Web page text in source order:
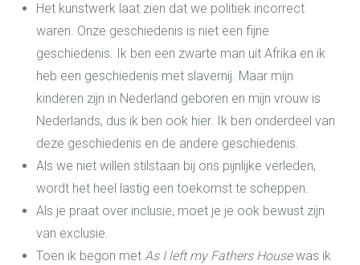
Het kunstwerk laat zien dat we politiek incorrect
waren. Onze geschiedenis is niet een fijne
geschiedenis. Ik ben een zwarte man uit Afrika en ik
heb een geschiedenis met slavernij. Maar mijn
kinderen zijn in Nederland geboren en mijn vrouw is
Nederlands, dus ik ben ook hier. Ik ben onderdeel van
deze geschiedenis en de andere geschiedenis.
Als we niet willen stilstaan bij ons pijnlijke verleden,
wordt het heel lastig een toekomst te scheppen.
Als je praat over inclusie, moet je je ook bewust zijn
van exclusie.
Toen ik begon met As I left my Fathers Housewas ik